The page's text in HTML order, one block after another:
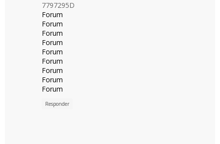
7797295D
Forum
Forum
Forum
Forum
Forum
Forum
Forum
Forum
Forum
Responder